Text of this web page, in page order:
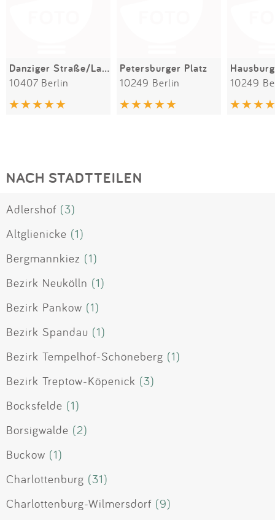
Danziger Straße/Landsberger Allee
10407 Berlin
Petersburger Platz
10249 Berlin 10249
NACH STADTTEILEN
Adlershof (3)
Altglienicke (1)
Bergmannkiez (1)
Bezirk Neukölln (1)
Bezirk Pankow (1)
Bezirk Spandau (1)
Bezirk Tempelhof-Schöneberg (1)
Bezirk Treptow-Köpenick (3)
Bocksfelde (1)
Borsigwalde (2)
Buckow (1)
Charlottenburg (31)
Charlottenburg-Wilmersdorf (9)